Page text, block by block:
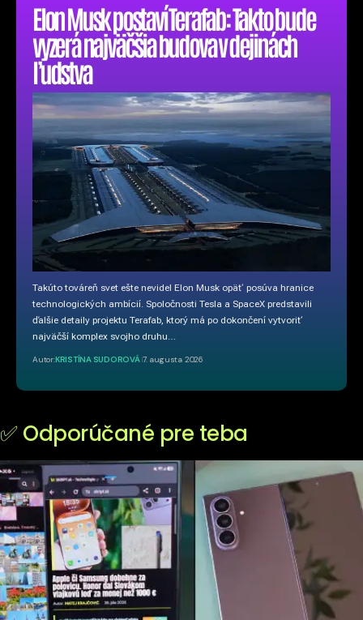
Elon Musk postaví Terafab: Takto bude
vyzerá najväčšia budova v dejinách
ľudstva
Takúto továreň svet ešte nevidel Elon Musk opäť posúva hranice
technologických ambícií. Spoločnosti Tesla a SpaceX predstavili
ďalšie detaily projektu Terafab, ktorý má po dokončení vytvoriť
najväčší komplex svojho druhu…
Autor:KRISTÍNA SUDOROVÁ 7. augusta 2026
✅ Odporúčané pre teba